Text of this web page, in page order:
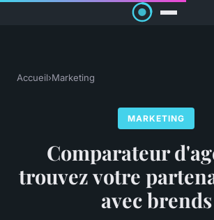
Accueil›Marketing
MARKETING
Comparateur
trouvez votre
avec brends